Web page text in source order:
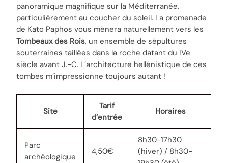
panoramique magnifique sur la Méditerranée,
particulièrement au coucher du soleil. La promenade
de Kato Paphos vous mènera naturellement vers les
Tombeaux des Rois, un ensemble de sépultures
souterraines taillées dans la roche datant du IVe
siècle avant J.-C. L’architecture hellénistique de ces
tombes m’impressionne toujours autant !
Site
Tarif
d’entrée
Horaires
Parc
archéologique
4,50€
8h30-17h30
(hiver) / 8h30-